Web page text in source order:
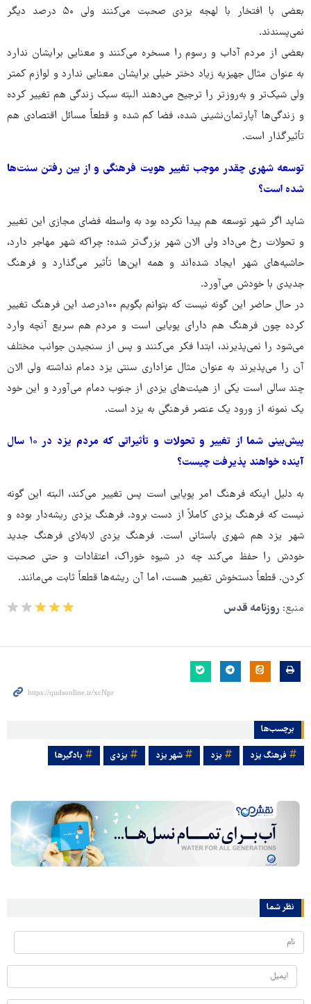
بعضی با افتخار با لهجه یزدی صحبت می‌کنند ولی ۵۰ درصد دیگر
نمی‌پسندند.
بعضی از مردم آداب و رسوم‌ را مسخره می‌کنند و معنایی برایشان ندارد
به عنوان مثال جهیزیه زیاد دختر خیلی برایشان معنایی ندارد و لوازم کمتر
ولی شیک‌تر و به‌روزتر را ترجیح می‌دهند البته سبک زندگی هم تغییر کرده
و زندگی‌ها آپارتمان‌نشینی شده، فضا کم شده و قطعاً مسائل اقتصادی هم
تأثیرگذار است.
توسعه شهری چقدر موجب تغییر هویت فرهنگی و از بین رفتن سنت‌ها
شده است؟
شاید اگر شهر توسعه هم پیدا نکرده بود به واسطه فضای مجازی این تغییر
و تحولات رخ می‌داد ولی الان شهر بزرگ‌تر شده؛ چراکه شهر مهاجر دارد،
حاشیه‌های شهر ایجاد شده‌اند و همه این‌ها تأثیر می‌گذارد و فرهنگ
جدیدی با خودش می‌آورد.
در حال حاضر این گونه نیست که بتوانم بگویم ۱۰۰درصد این فرهنگ تغییر
کرده چون فرهنگ هم دارای پویایی است و مردم هم سریع آنچه وارد
می‌شود را نمی‌پذیرند، ابتدا فکر می‌کنند و پس از سنجیدن جوانب مختلف
آن را می‌پذیرند به عنوان مثال عزاداری سنتی یزد دمام نداشته ولی الان
چند سالی است یکی از هیئت‌های یزدی از جنوب دمام می‌آورد و این خود
یک نمونه از ورود یک عنصر فرهنگی به یزد است.
پیش‌بینی شما از تغییر و تحولات و تأثیراتی که مردم یزد در ۱۰ سال
آینده خواهند پذیرفت چیست؟
به دلیل اینکه فرهنگ امر پویایی است پس تغییر می‌کند، البته این گونه
نیست که فرهنگ یزدی کاملاً از دست برود. فرهنگ یزدی ریشه‌دار بوده و
شهر یزد هم شهری باستانی است. فرهنگ یزدی لابه‌لای فرهنگ جدید
خودش را حفظ می‌کند چه در شیوه خوراک، اعتقادات و حتی صحبت
کردن. قطعاً دستخوش تغییر هست، اما آن ریشه‌ها قطعاً ثابت می‌مانند.
منبع: روزنامه قدس
برچسب‌ها
فرهنگ یزد یزد شهر یزد یزدی بادگیرها
نظر شما